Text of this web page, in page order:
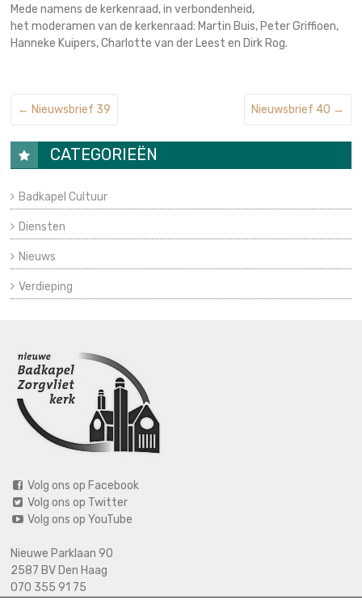
Mede namens de kerkenraad, in verbondenheid,
het moderamen van de kerkenraad: Martin Buis, Peter Griffioen,
Hanneke Kuipers, Charlotte van der Leest en Dirk Rog.
← Nieuwsbrief 39 Nieuwsbrief 40 →
CATEGORIEËN
Badkapel Cultuur
Diensten
Nieuws
Verdieping
Volg ons op Facebook
Volg ons op Twitter
Volg ons op YouTube
Nieuwe Parklaan 90
2587 BV Den Haag
070 355 91 75